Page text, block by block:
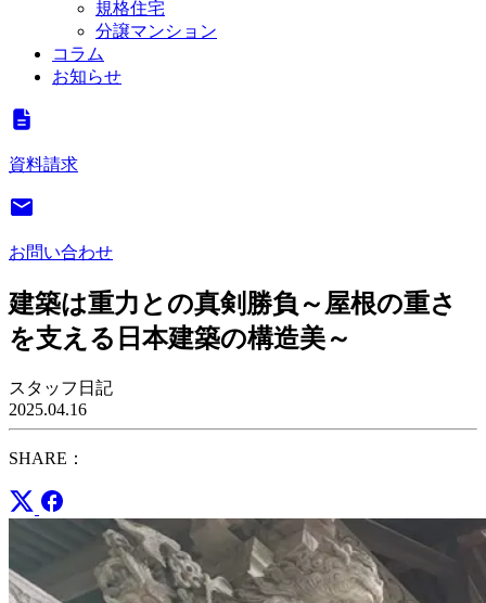
規格住宅
分譲マンション
コラム
お知らせ
資料請求
お問い合わせ
建築は重力との真剣勝負～屋根の重さ
を支える日本建築の構造美～
スタッフ日記
2025.04.16
SHARE：